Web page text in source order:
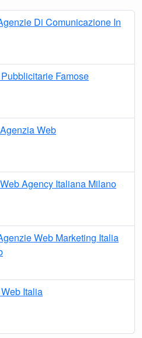
Di Comunicazione In
Famose
Web
Agency Italiana Milano
Web Marketing Italia
Italia